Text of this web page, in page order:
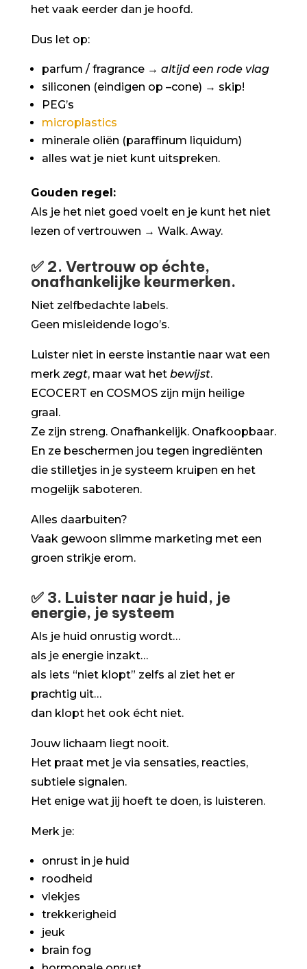
het vaak eerder dan je hoofd.
Dus let op:
parfum / fragrance → altijd een rode vlag
siliconen (eindigen op –cone) → skip!
PEG’s
microplastics
minerale oliën (paraffinum liquidum)
alles wat je niet kunt uitspreken.
Gouden regel:
Als je het niet goed voelt en je kunt het niet
lezen of vertrouwen → Walk. Away.
✅ 2. Vertrouw op échte,
onafhankelijke keurmerken.
Niet zelfbedachte labels.
Geen misleidende logo’s.
Luister niet in eerste instantie naar wat een
merkzegt, maar wat het bewijst.
ECOCERT en COSMOS zijn mijn heilige
graal.
Ze zijn streng. Onafhankelijk. Onafkoopbaar.
En ze beschermen jou tegen ingrediënten
die stilletjes in je systeem kruipen en het
mogelijk saboteren.
Alles daarbuiten?
Vaak gewoon slimme marketing met een
groen strikje erom.
✅ 3. Luister naar je huid, je
energie, je systeem
Als je huid onrustig wordt…
als je energie inzakt…
als iets “niet klopt” zelfs al ziet het er
prachtig uit…
dan klopt het ook écht niet.
Jouw lichaam liegt nooit.
Het praat met je via sensaties, reacties,
subtiele signalen.
Het enige wat jij hoeft te doen, is luisteren.
Merk je:
onrust in je huid
roodheid
vlekjes
trekkerigheid
jeuk
brain fog